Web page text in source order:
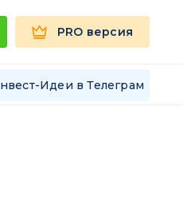
PRO версия
Идеи в Телеграм